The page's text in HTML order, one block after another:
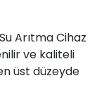
Arıtma Cihaz
ve kaliteli
üst düzeyde